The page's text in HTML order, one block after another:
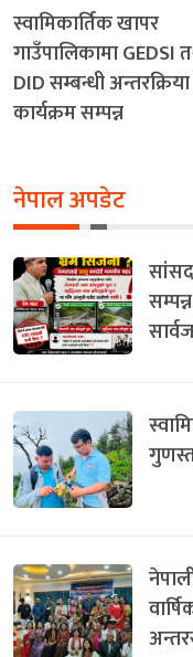
स्वामिकार्तिक खापर
गाउँपालिकामा GEDSI
DID सम्बन्धी अन्तरक्रिया
कार्यक्रम सम्पन्न
नेपाल अपडेट